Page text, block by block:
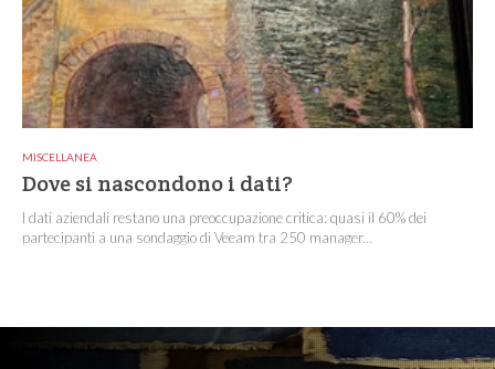
MISCELLANEA
Dove si nascondono i dati?
I dati aziendali restano una preoccupazione critica: quasi il 60% dei
partecipanti a una sondaggio di Veeam tra 250 manager...